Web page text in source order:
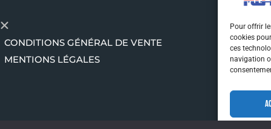
Pour offrir
cookies
ces
navigation
CONDITIONS GÉNÉRAL DE VENTE
MENTIONS LÉGALES